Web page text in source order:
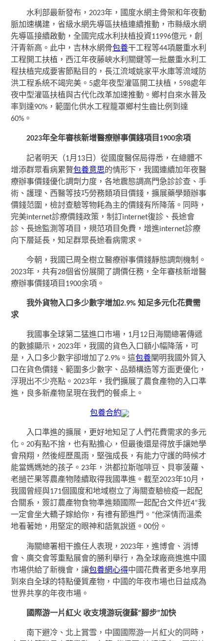
水利部最新發布，2023年，國度水網主骨架和年夜動
脈加速構建，省級水網先導區扶植連續推動，市縣級水網
先導區接續啟動，全國完成水利扶植投資11996億元，創
汗青新高。此中，吉林水網骨包養干工程等44項嚴重水利
工程開工扶植，西江年夜藤峽水利關鍵等一批嚴重水利工
程扶植完成要害節點目的，長江流域姚家平水庫等流域防
洪工程系統不竭完美。5處年夜型灌區開工扶植，598處年
夜中型灌區扶植與古代化改革加速推動。鄉村自來水普及
率到達90%，範圍化供水工程籠罩鄉村生齒比例到達
60%。
2023年全年審核新增醫療辦事價錢項目1900余項
記者明天（1月13日）從國度醫保局得悉，在總體不
增添群眾看病累贅包養意思的情形下，我國連續加年夜醫
療辦事價錢優化調劑力度，各地震態調高門急診診查、手
術、護理、西醫等技巧勞務類項目價錢，擴展藥學類辦事
價錢范圍，檢討查驗等物耗為主的價錢有所降落。同時，
完美internet診療價錢政策，制訂internet復診、長途會
診、長途監測等項目，規范項目免費，增進internet診療
向下層延長，知足群眾長途看病需求。
今朝，我國已周全樹立醫療辦事價錢靜態調劑機制。
2023年，共有28個省份展開了調價任務，全年審核新增醫
療辦事價錢項目1900余項。
我外貨物入口多少數字增加2.9% 知足多元化花費需
求
我國事全球第二猛進口市場，1月12日海關總署傳遞
的數據顯示，2023年，我國的貨色入口額小幅降落，可
是，入口多少數字卻增加了2.9%。這包養闡明我國外貿入
口在貨色價錢、範圍多少數字、品類構造等方面更優化，
浮現出不少亮點。2023年，我們擴展了農食產物的入口準
進，良多新產物呈現在我們的餐桌上。
包養合約
入口準進的擴展，更好地知足了人們花費需求的多元
化。20有點不捨，也有點擔心，但最後還是得放手讓她學
會飛翔，然後經歷風雨，堅強成長，有能力守護的時候才
能當媽媽她的孩子。23年，洪都拉斯咖啡豆、貝寧菠蘿、
老撾芒果等農產物陸續取得我國準進。截至2023年10月，
我國曾經與171個國度和地域樹立了海關查驗檢疫一起配
合關系，簽訂農產物食物準進類國際一起配合文件近4“我
一定會坐大轎子嫁給你，有禮有節進門。”他深情而溫柔
地看著她，用堅定的眼神和語氣說道。00份。
海關總署相干擔任人表現，2023年，進博會、消博
會、廣交會等重點展會的勝利舉行，為全球廠商進進中國
市場供給了新機會，讓包養網心得中國花費者更多地享用
到來自全球的特點優質產物，中國的年夜市場也日益成為
世界共享的年夜市場。
國際游一片紅火 收支境游玩復蘇“腳步”加快
南下避冷、北上賞雪，中國國際游一片紅火的同時，